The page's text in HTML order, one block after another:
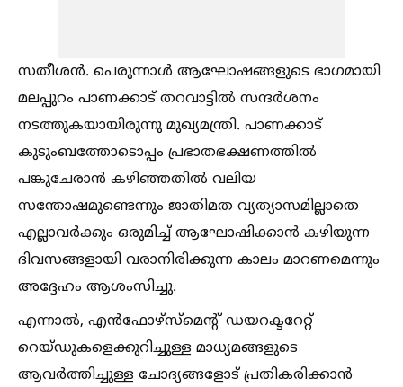
സതീശൻ. പെരുന്നാള്‍ ആഘോഷങ്ങളുടെ ഭാഗമായി
മലപ്പുറം പാണക്കാട് തറവാട്ടില്‍ സന്ദർശനം
നടത്തുകയായിരുന്നു മുഖ്യമന്ത്രി. പാണക്കാട്
കുടുംബത്തോടൊപ്പം പ്രഭാതഭക്ഷണത്തില്‍
പങ്കുചേരാൻ കഴിഞ്ഞതില്‍ വലിയ
സന്തോഷമുണ്ടെന്നും ജാതിമത വ്യത്യാസമില്ലാതെ
എല്ലാവർക്കും ഒരുമിച്ച്‌ ആഘോഷിക്കാൻ കഴിയുന്ന
ദിവസങ്ങളായി വരാനിരിക്കുന്ന കാലം മാറണമെന്നും
അദ്ദേഹം ആശംസിച്ചു.
എന്നാല്‍, എൻഫോഴ്‌സ്‌മെന്റ് ഡയറക്ടറേറ്റ്
റെയ്ഡുകളെക്കുറിച്ചുള്ള മാധ്യമങ്ങളുടെ
ആവർത്തിച്ചുള്ള ചോദ്യങ്ങളോട് പ്രതികരിക്കാൻ